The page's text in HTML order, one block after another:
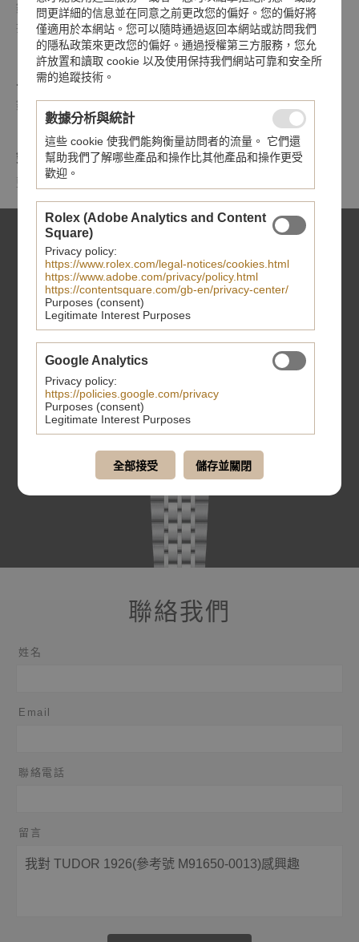
鋼錶帶，7排鏈節，外側鏈節表面磨砂，中間鏈節磨光，配摺
扣及保險扣
上鏈錶冠
鋼旋入式上鏈錶冠，飾以浮雕帝舵表標誌
鏡面
藍水晶鏡面
聯絡我們
姓名
Email
聯絡電話
留言
問更詳細的信息並在同意之前更改您的偏好。您的偏好將
僅適用於本網站。您可以隨時通過返回本網站或訪問我們
的隱私政策來更改您的偏好。通過授權第三方服務，您允
許放置和讀取 cookie 以及使用保持我們網站可靠和安全所
需的追蹤技術。
數據分析與統計
這些 cookie 使我們能夠衡量訪問者的流量。 它們還
幫助我們了解哪些產品和操作比其他產品和操作更受
歡迎。
Rolex (Adobe Analytics and Content
Square)
Privacy policy:
https://www.rolex.com/legal-notices/cookies.html
https://www.adobe.com/privacy/policy.html
https://contentsquare.com/gb-en/privacy-center/
Purposes (consent)
Legitimate Interest Purposes
Google Analytics
Privacy policy:
https://policies.google.com/privacy
Purposes (consent)
Legitimate Interest Purposes
全部接受 儲存並關閉